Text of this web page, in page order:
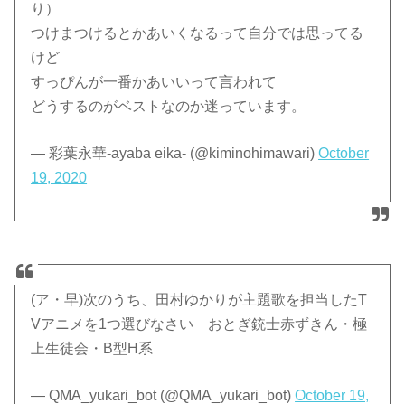
り）
つけまつけるとかあいくなるって自分では思ってる
けど
すっぴんが一番かあいいって言われて
どうするのがベストなのか迷っています。
— 彩葉永華-ayaba eika- (@kiminohimawari)October
19, 2020
(ア・早)次のうち、田村ゆかりが主題歌を担当したT
Vアニメを1つ選びなさい おとぎ銃士赤ずきん・極
上生徒会・B型H系
— QMA_yukari_bot (@QMA_yukari_bot)October 19,